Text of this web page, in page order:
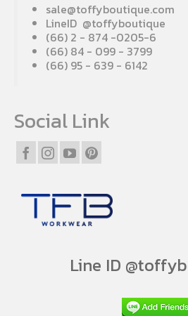
sale@toffyboutique.com
LineID @toffyboutique
(66) 2 - 874 -0205-6
(66) 84 - 099 - 3799
(66) 95 - 639 - 6142
Social Link
Line ID